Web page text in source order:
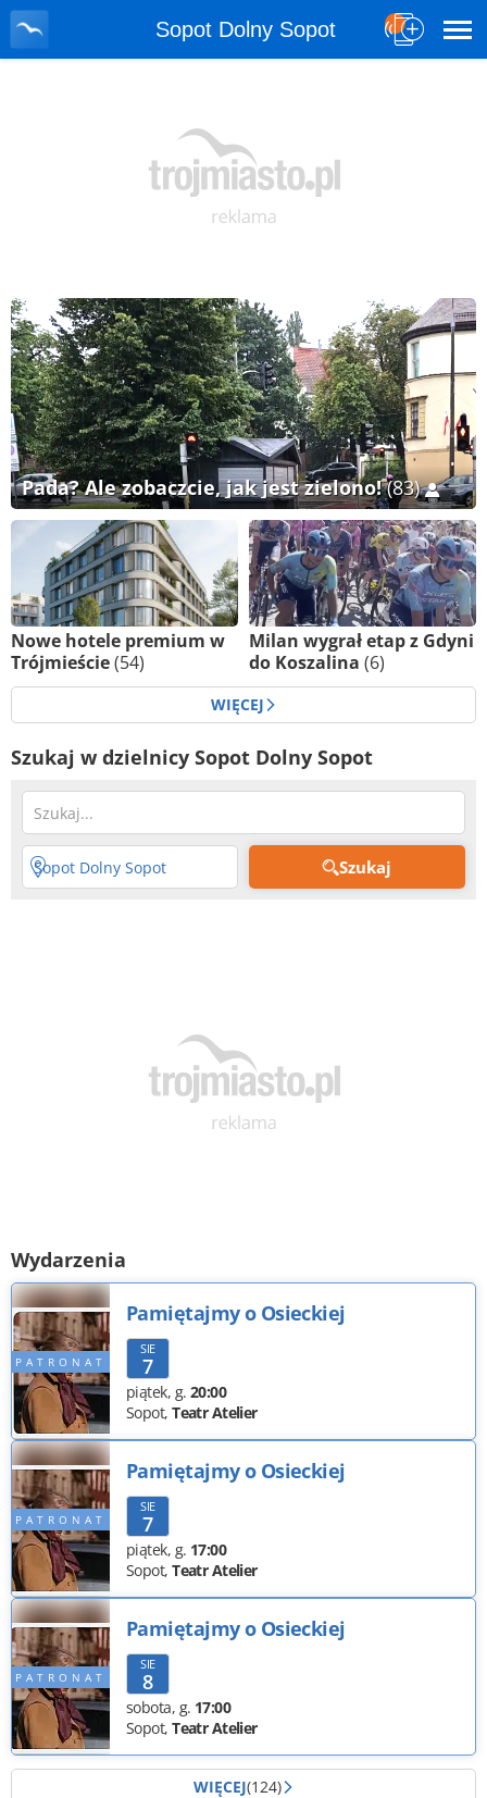
Sopot Dolny Sopot
Pada? Ale zobaczcie, jak jest zielono!(83)
Nowe hotele premium w
Trójmieście(54)
Milan wygrał etap z Gdyni
do Koszalina (6)
WIĘCEJ
Szukaj w dzielnicy Sopot Dolny Sopot
Sopot Dolny Sopot Szukaj
Wydarzenia
Pamiętajmy o Osieckiej
SIE
7
piątek, g. 20:00
Sopot, Teatr Atelier
Pamiętajmy o Osieckiej
SIE
7
piątek, g. 17:00
Sopot, Teatr Atelier
Pamiętajmy o Osieckiej
SIE
8
sobota, g. 17:00
Sopot, Teatr Atelier
WIĘCEJ(124)